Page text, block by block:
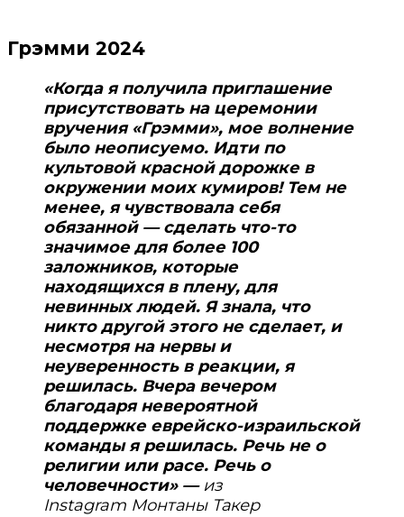
Грэмми 2024
«Когда я получила приглашение
присутствовать на церемонии
вручения «Грэмми», мое волнение
было неописуемо. Идти по
культовой красной дорожке в
окружении моих кумиров! Тем не
менее, я чувствовала себя
обязанной — сделать что-то
значимое для более 100
заложников, которые
находящихся в плену, для
невинных людей. Я знала, что
никто другой этого не сделает, и
несмотря на нервы и
неуверенность в реакции, я
решилась. Вчера вечером
благодаря невероятной
поддержке еврейско-израильской
команды я решилась. Речь не о
религии или расе. Речь о
человечности» — из
Instagram Монтаны Такер